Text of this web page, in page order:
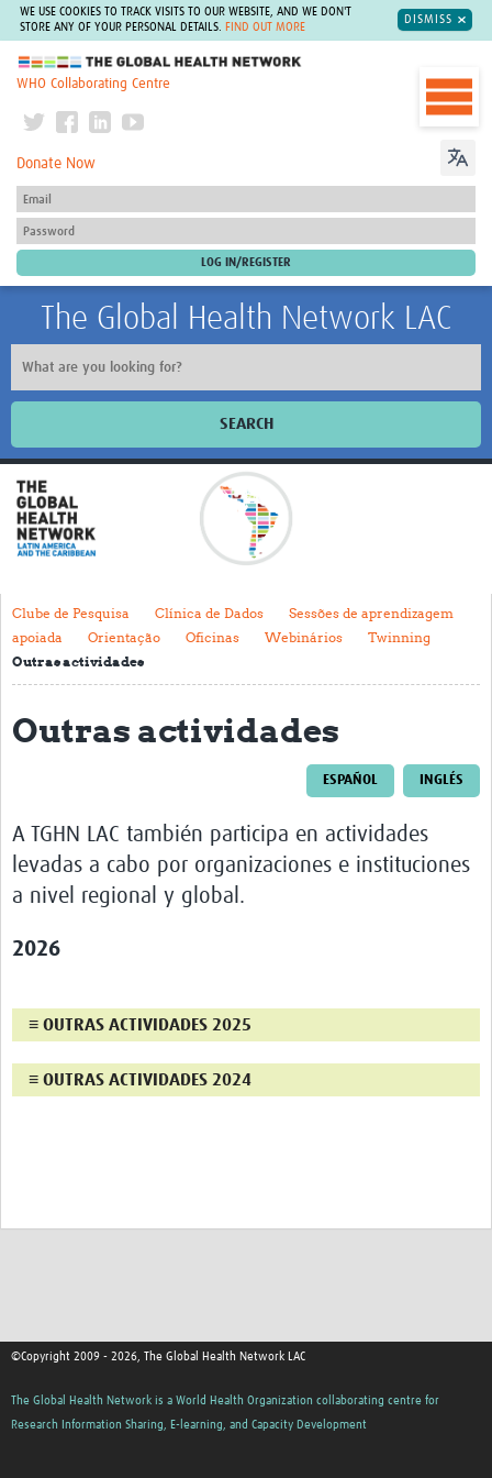
WE USE COOKIES TO TRACK VISITS TO OUR WEBSITE, AND WE DON'T
STORE ANY OF YOUR PERSONAL DETAILS.
FIND OUT MORE
DISMISS
The Global Health Network
WHO Collaborating Centre
Donate Now
The Global Health Network LAC
SEARCH
Inicio
Acerca de
Contacto
Clubs de Investigación
Sesiones de Aprendizaje Asistido
Mentoría
Talleres
Webinarios
Otras Actividades
Recursos
Pathfinder Argentina
Clube de Pesquisa Clínica de Dados
Sessões de aprendizagem
apoiada
Orientação Oficinas Webinários
Twinning
Outras actividades
Outras actividades
ESPAÑOL INGLÉS
A TGHN LAC también participa en actividades
levadas a cabo por organizaciones e instituciones
a nivel regional y global.
2026
≡ OUTRAS ACTIVIDADES 2025
≡ OUTRAS ACTIVIDADES 2024
©Copyright 2009 - 2026, The Global Health Network LAC
The Global Health Network is a World Health Organization collaborating centre for
Research Information Sharing, E-learning, and Capacity Development